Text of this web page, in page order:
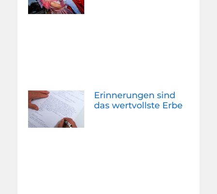
Erinnerungen sind
das wertvollste Erbe